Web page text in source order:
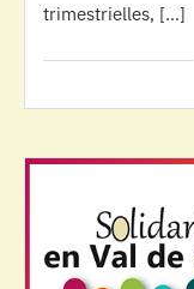
trimestrielles, […]